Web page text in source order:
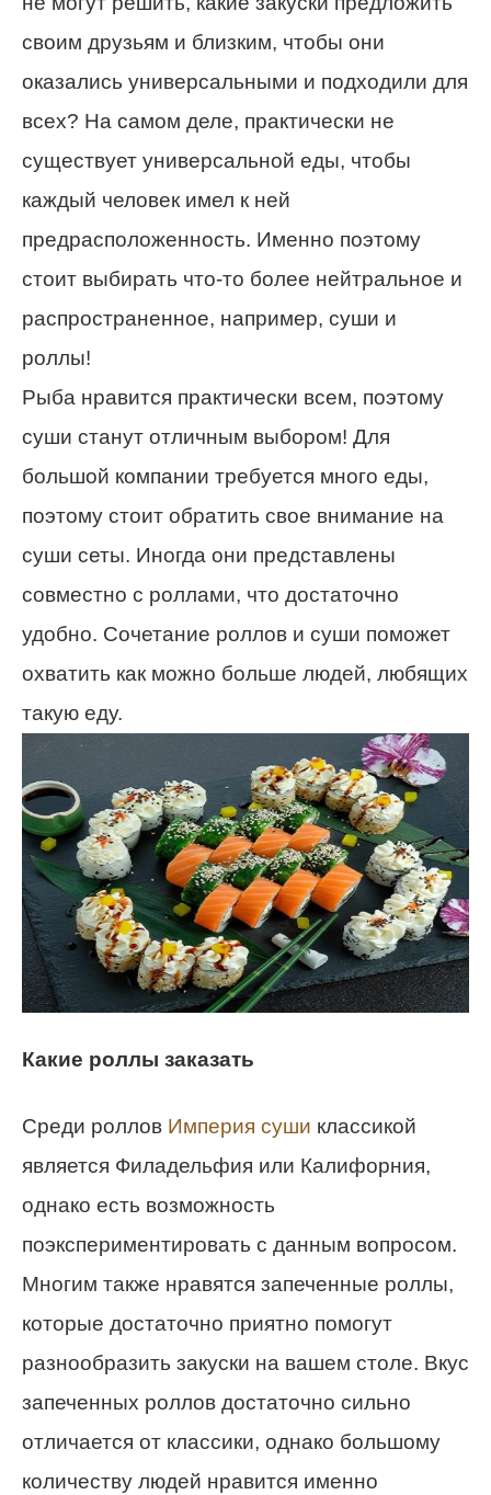
своим друзьям и близким, чтобы они
оказались универсальными и подходили для
всех? На самом деле, практически не
существует универсальной еды, чтобы
каждый человек имел к ней
предрасположенность. Именно поэтому
стоит выбирать что-то более нейтральное и
распространенное, например, суши и
роллы!
Рыба нравится практически всем, поэтому
суши станут отличным выбором! Для
большой компании требуется много еды,
поэтому стоит обратить свое внимание на
суши сеты. Иногда они представлены
совместно с роллами, что достаточно
удобно. Сочетание роллов и суши поможет
охватить как можно больше людей, любящих
такую еду.
Какие роллы заказать
Среди роллов Империя суши классикой
является Филадельфия или Калифорния,
однако есть возможность
поэкспериментировать с данным вопросом.
Многим также нравятся запеченные роллы,
которые достаточно приятно помогут
разнообразить закуски на вашем столе. Вкус
запеченных роллов достаточно сильно
отличается от классики, однако большому
количеству людей нравится именно